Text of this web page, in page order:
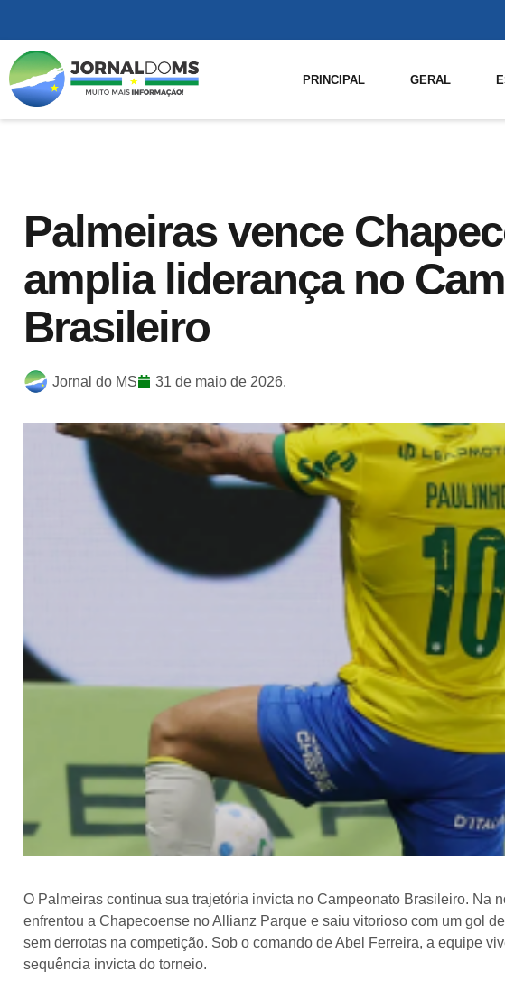
PRINCIPAL GERAL
Palmeiras vence
amplia liderança no
Brasileiro
Jornal do MS 31 de maio de 2026.
O Palmeiras continua sua trajetória invicta no Campeonato Brasileiro. Na
enfrentou a Chapecoense no Allianz Parque e saiu vitorioso com um gol
sem derrotas na competição. Sob o comando de Abel Ferreira, a equipe
sequência invicta do torneio.